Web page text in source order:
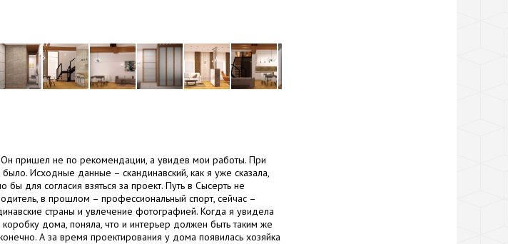
пришел не по рекомендации, а увидев мои работы. При
Исходные данные – скандинавский, как я уже сказала,
для согласия взяться за проект. Путь в Сысерть не
в прошлом – профессиональный спорт, сейчас –
страны и увлечение фотографией. Когда я увидела
дома, поняла, что и интерьер должен быть таким же
А за время проектирования у дома появилась хозяйка